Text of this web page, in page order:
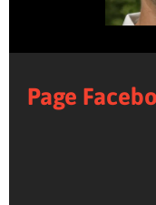
Page